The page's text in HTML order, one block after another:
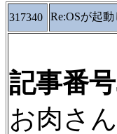
317340
Re:OSが起
記事番
お肉さ